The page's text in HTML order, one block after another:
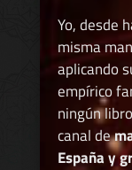
Yo, desde
misma
aplicando
empírico
ningún
canal de
España y